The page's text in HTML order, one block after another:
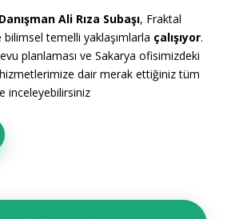
Ali Rıza Subaşı, Fraktal
temelli yaklaşımlarla çalışıyor.
planlaması ve Sakarya ofisimizdeki
dair merak ettiğiniz tüm
inceleyebilirsiniz